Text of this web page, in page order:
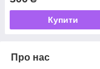
Купити
Про нас